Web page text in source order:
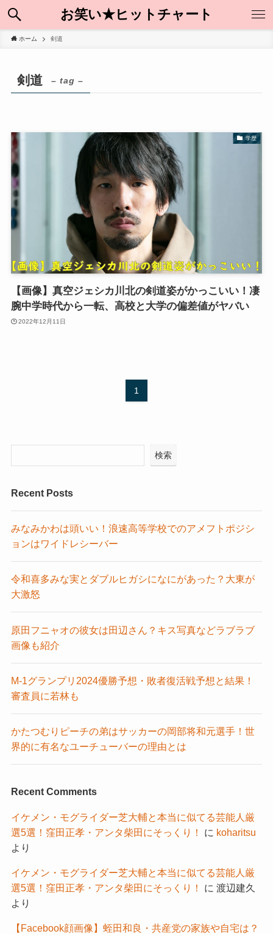
お笑い★ヒットチャート
ホーム 剣道
剣道 – tag –
学歴
【画像】真空ジェシカ川北の剣道姿がかっこいい！凄
腕中学時代から一転、高校と大学の偏差値がヤバい
2022年12月11日
1
検索
Recent Posts
みなみかわは頭いい！浪速高等学校でのアメフトポジシ
ョンはワイドレシーバー
令和喜多みな実とダブルヒガシになにがあった？大東が
大激怒
原田フニャオの彼女は田辺さん？キス写真などラブラブ
画像も紹介
M-1グランプリ2024優勝予想・敗者復活戦予想と結果！
審査員に若林も
かたつむりピーチの弟はサッカーの岡部将和元選手！世
界的に有名なユーチューバーの理由とは
Recent Comments
イケメン・モグライダー芝大輔と本当に似てる芸能人厳
選5選！窪田正孝・アンタ柴田にそっくり！
に koharitsu
より
イケメン・モグライダー芝大輔と本当に似てる芸能人厳
選5選！窪田正孝・アンタ柴田にそっくり！
に 渡辺建久
より
【Facebook顔画像】蛭田和良・共産党の家族や自宅は？